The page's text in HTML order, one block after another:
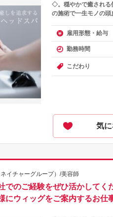
◇。穏やかで癒される
の施術で一生モノの頭
雇用形態・給与
勤務時間
こだわり
気
イチャーグループ）/美容師
でのご経験をぜひ活かして
にウィッグをご案内するお